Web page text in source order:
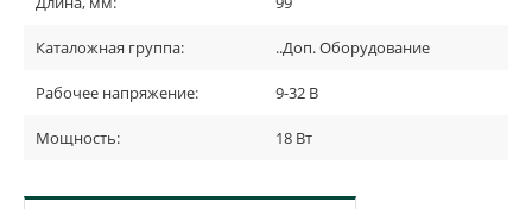
Каталожная группа: ..Доп. Оборудование
Рабочее напряжение: 9-32 В
Мощность: 18 Вт